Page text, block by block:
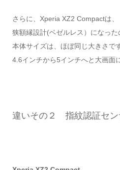
さらに、Xperia XZ2 Compactは、
狭額縁設計(ベゼルレス）になった
本体サイズは、ほぼ同じ大きさで
4.6インチから5インチへと大画面
違いその２ 指紋認証セン